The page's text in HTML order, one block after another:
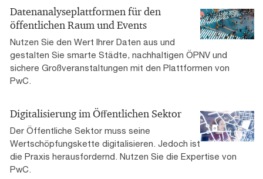
Datenanalyseplattformen für den
öffentlichen Raum und Events
Nutzen Sie den Wert Ihrer Daten aus und
gestalten Sie smarte Städte, nachhaltigen ÖPNV und
sichere Großveranstaltungen mit den Plattformen von
PwC.
Digitalisierung im Öﬀentlichen Sektor
Der Öffentliche Sektor muss seine
Wertschöpfungskette digitalisieren. Jedoch ist
die Praxis herausfordernd. Nutzen Sie die Expertise von
PwC.